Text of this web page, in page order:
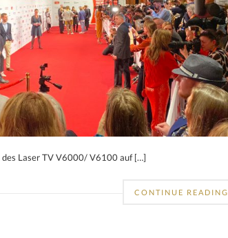
des Laser TV V6000/ V6100 auf […]
CONTINUE READING